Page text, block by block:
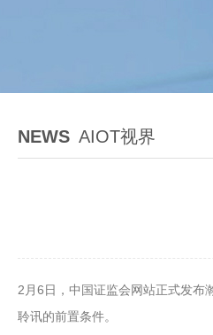
NEWS AIOT视界
2月6日，中国证监会网站正式发布
聆讯的前置条件。